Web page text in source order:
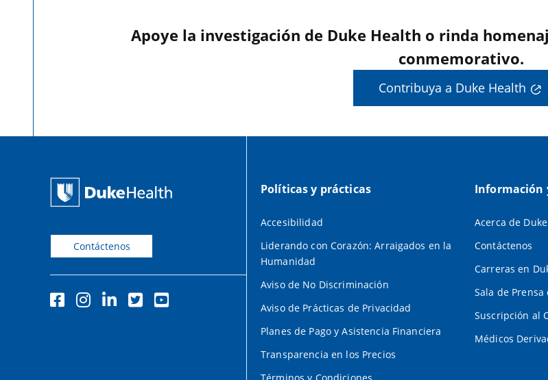
Apoye la investigación de Duke Health o rinda
conmemorativo.
Contribuya a Duke Health
Contáctenos
Políticas y prácticas
Accesibilidad
Liderando con Corazón: Arraigados en la
Humanidad
Aviso de No Discriminación
Aviso de Prácticas de Privacidad
Planes de Pago y Asistencia Financiera
Transparencia en los Precios
Términos y Condiciones
Información
Acerca de
Contáctenos
Carreras en
Sala de
Suscripción al
Médicos